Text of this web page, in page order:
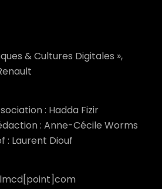
& Cultures Digitales »,
: Hadda Fizir
: Anne-Cécile Worms
: Laurent Diouf